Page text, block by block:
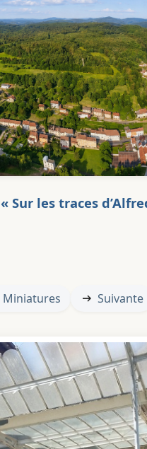
« Sur les traces
Miniatures Suivante